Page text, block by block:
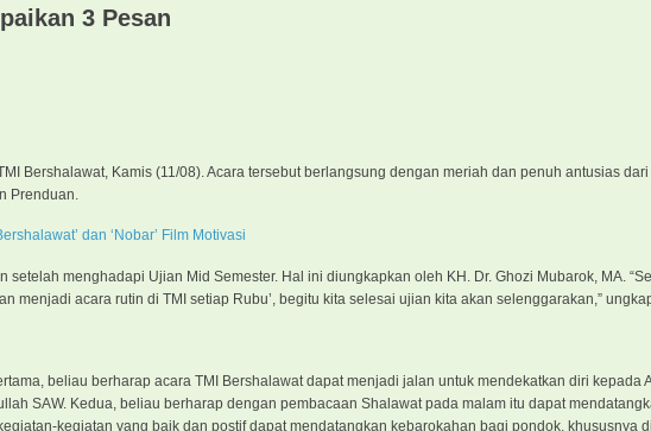
3 Pesan
Bershalawat, Kamis (11/08). Acara tersebut berlangsung dengan meriah dan penuh antusias
Prenduan.
dan ‘Nobar’ Film Motivasi
menghadapi Ujian Mid Semester. Hal ini diungkapkan oleh KH. Dr. Ghozi Mubarok, MA.
menjadi acara rutin di TMI setiap Rubu’, begitu kita selesai ujian kita akan selenggarakan,”
beliau berharap acara TMI Bershalawat dapat menjadi jalan untuk mendekatkan diri kepada
SAW. Kedua, beliau berharap dengan pembacaan Shalawat pada malam itu dapat
kegiatan yang baik dan postif dapat mendatangkan kebarokahan bagi pondok, khususnya